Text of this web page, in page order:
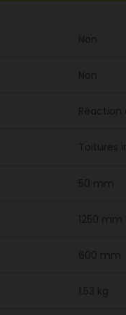
Non
Non
Réaction
Toitures
50 mm
1250 mm
600 mm
1.53 kg